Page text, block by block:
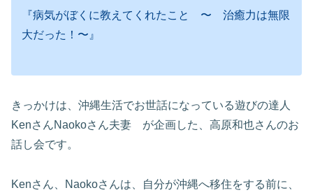
『病気がぼくに教えてくれたこと 〜 治癒力は無限
大だった！〜』
きっかけは、沖縄生活でお世話になっている遊びの達人
KenさんNaokoさん夫妻 が企画した、高原和也さんのお
話し会です。
Kenさん、Naokoさんは、自分が沖縄へ移住をする前に、